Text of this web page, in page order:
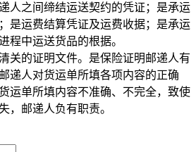
人之间缔结运送契约的凭证；是承运
是运费结算凭证及运费收据；是承运
程中运送货品的根据。
关的证明文件。是保险证明邮递人有
递人对货运单所填各项内容的正确
运单所填内容不准确、不完全，致使
，邮递人负有职责。